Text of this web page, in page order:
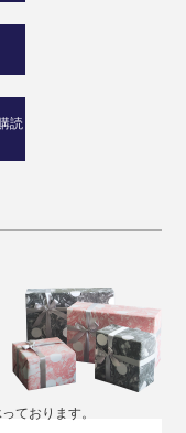
読
ております。